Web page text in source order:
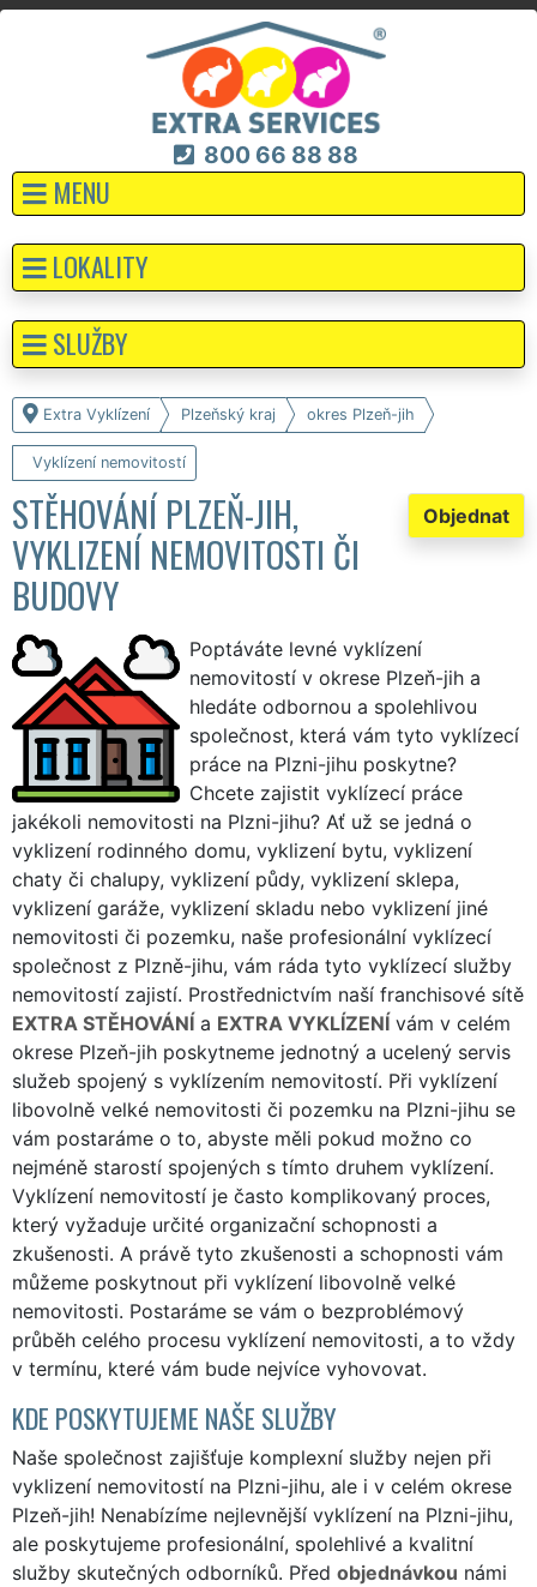
800 66 88 88
MENU
Extra Vyklízení Plzeňský kraj okres Plzeň-jih
Vyklízení nemovitostí
Objednat
STĚHOVÁNÍ PLZEŇ-JIH,
VYKLIZENÍ NEMOVITOSTI ČI
BUDOVY
Poptáváte levné vyklízení
nemovitostí v okrese Plzeň-jih a
hledáte odbornou a spolehlivou
společnost, která vám tyto vyklízecí
práce na Plzni-jihu poskytne?
Chcete zajistit vyklízecí práce
jakékoli nemovitosti na Plzni-jihu? Ať už se jedná o
vyklizení rodinného domu, vyklizení bytu, vyklizení
chaty či chalupy, vyklizení půdy, vyklizení sklepa,
vyklizení garáže, vyklizení skladu nebo vyklizení jiné
nemovitosti či pozemku, naše profesionální vyklízecí
společnost z Plzně-jihu, vám ráda tyto vyklízecí služby
nemovitostí zajistí. Prostřednictvím naší franchisové sítě
EXTRA STĚHOVÁNÍ a EXTRA VYKLÍZENÍ vám v celém
okrese Plzeň-jih poskytneme jednotný a ucelený servis
služeb spojený s vyklízením nemovitostí. Při vyklízení
libovolně velké nemovitosti či pozemku na Plzni-jihu se
vám postaráme o to, abyste měli pokud možno co
nejméně starostí spojených s tímto druhem vyklízení.
Vyklízení nemovitostí je často komplikovaný proces,
který vyžaduje určité organizační schopnosti a
zkušenosti. A právě tyto zkušenosti a schopnosti vám
můžeme poskytnout při vyklízení libovolně velké
nemovitosti. Postaráme se vám o bezproblémový
průběh celého procesu vyklízení nemovitosti, a to vždy
v termínu, které vám bude nejvíce vyhovovat.
KDE POSKYTUJEME NAŠE SLUŽBY
Naše společnost zajišťuje komplexní služby nejen při
vyklizení nemovitostí na Plzni-jihu, ale i v celém okrese
Plzeň-jih! Nenabízíme nejlevnější vyklízení na Plzni-jihu,
ale poskytujeme profesionální, spolehlivé a kvalitní
služby skutečných odborníků. Před objednávkou námi
LOKALITY
SLUŽBY